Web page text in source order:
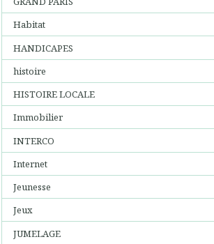
Habitat
HANDICAPES
histoire
HISTOIRE LOCALE
Immobilier
INTERCO
Internet
Jeunesse
Jeux
JUMELAGE